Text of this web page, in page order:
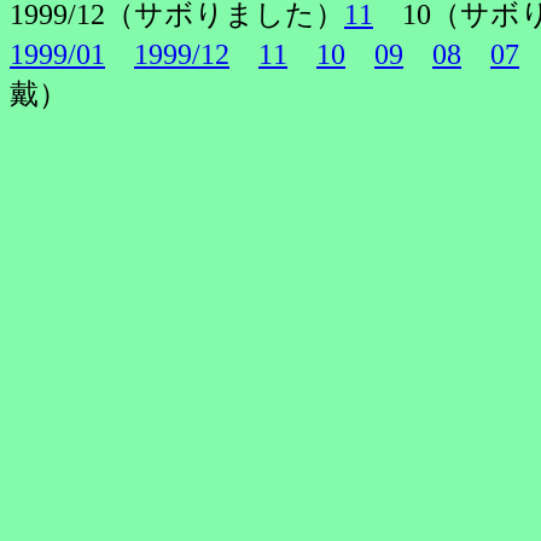
1999/12（サボりました） 11
10（サボ
1999/01
1999/12 11 10 09 08 07
戴）